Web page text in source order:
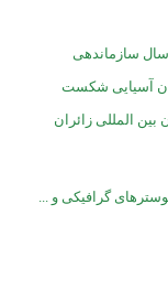
سازماندهی
آسیایی شکست
المللی زائران
گرافیکی و ...